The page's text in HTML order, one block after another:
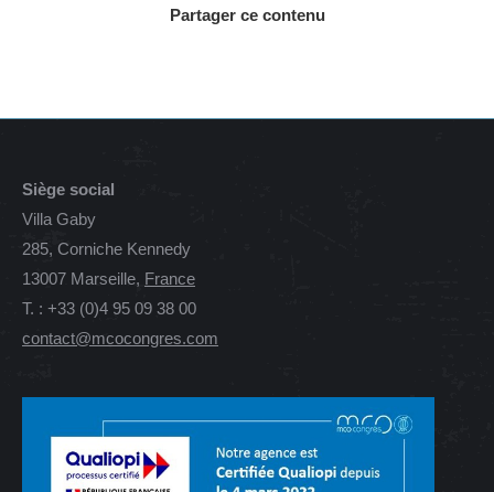
Partager ce contenu
Siège social
Villa Gaby
285, Corniche Kennedy
13007 Marseille, France
T. : +33 (0)4 95 09 38 00
contact@mcocongres.com